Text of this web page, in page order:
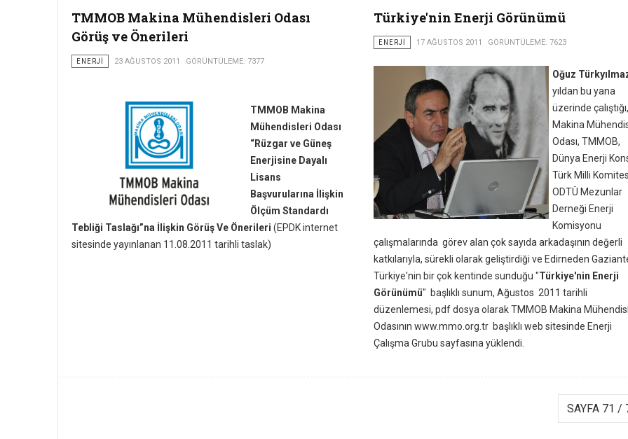
TMMOB Makina Mühendisleri Odası
Görüş ve Önerileri
ENERJI 23 AĞUSTOS 2011 GÖRÜNTÜLEME: 7377
TMMOB Makina
Mühendisleri Odası
“Rüzgar ve Güneş
Enerjisine Dayalı
Lisans
Başvurularına İlişkin
Ölçüm Standardı
Tebliği Taslağı”na İlişkin Görüş Ve Önerileri (EPDK internet
sitesinde yayınlanan 11.08.2011 tarihli taslak)
Türkiye'nin Enerji Görünümü
ENERJI 17 AĞUSTOS 2011 GÖRÜNTÜLEME: 7623
Oğuz
yıldan bu yana
üzerinde çalıştığı,
Makina
Odası, TMMOB,
Dünya Enerji
Türk Milli
ODTÜ Mezunlar
Derneği Enerji
Komisyonu
çalışmalarında görev alan çok sayıda arkadaşının değerli
katkılarıyla, sürekli olarak geliştirdiği ve Edirneden
Türkiye'nin bir çok kentinde sunduğu "Türkiye'nin Enerji
Görünümü" başlıklı sunum, Ağustos 2011 tarihli
düzenlemesi, pdf dosya olarak TMMOB Makina
Odasının www.mmo.org.tr başlıklı web sitesinde Enerji
Çalışma Grubu sayfasına yüklendi.
SAYFA 71 /